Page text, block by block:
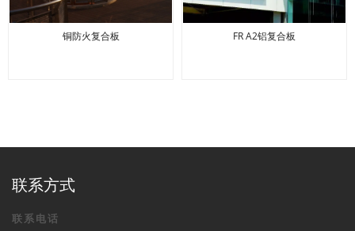
铜防火复合板 FR A2铝复合板
联系方式
联系电话